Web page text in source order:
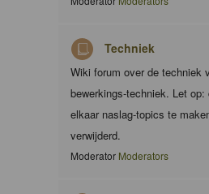
Techniek
Wiki forum over de techniek
bewerkings-techniek. Let
elkaar naslag-topics te
verwijderd.
Moderator Moderators